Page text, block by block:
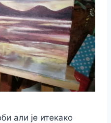
али је итекако